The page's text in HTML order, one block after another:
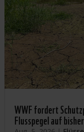
WWF fordert
Flusspegel auf